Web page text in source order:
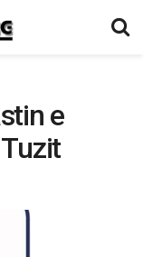
e